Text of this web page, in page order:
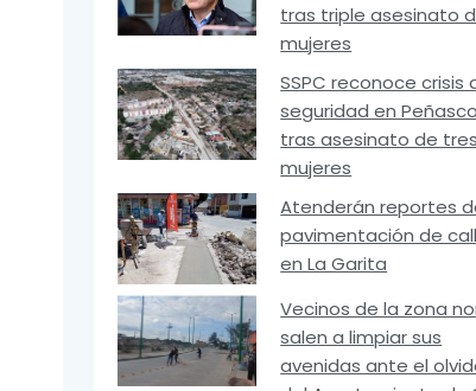
tras triple asesinato
mujeres
SSPC reconoce crisis
seguridad en Peñasco
tras asesinato de tres
mujeres
Atenderán reportes
pavimentación de
en La Garita
Vecinos de la zona
salen a limpiar sus
avenidas ante el